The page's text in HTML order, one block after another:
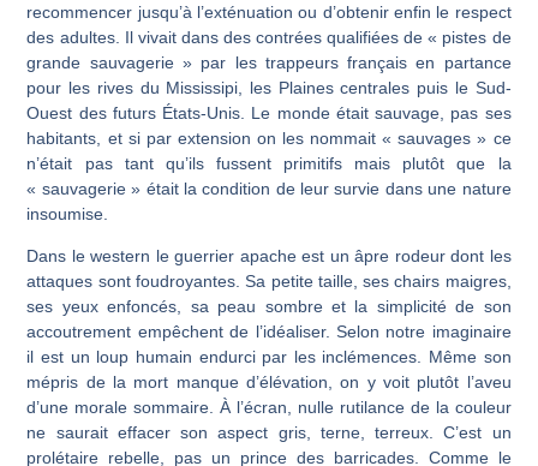
recommencer jusqu’à l’exténuation ou d’obtenir enfin le respect
des adultes. Il vivait dans des contrées qualifiées de « pistes de
grande sauvagerie » par les trappeurs français en partance
pour les rives du Mississipi, les Plaines centrales puis le Sud-
Ouest des futurs États-Unis. Le monde était sauvage, pas ses
habitants, et si par extension on les nommait « sauvages » ce
n’était pas tant qu’ils fussent primitifs mais plutôt que la
« sauvagerie » était la condition de leur survie dans une nature
insoumise.
Dans le western le guerrier apache est un âpre rodeur dont les
attaques sont foudroyantes. Sa petite taille, ses chairs maigres,
ses yeux enfoncés, sa peau sombre et la simplicité de son
accoutrement empêchent de l’idéaliser. Selon notre imaginaire
il est un loup humain endurci par les inclémences. Même son
mépris de la mort manque d’élévation, on y voit plutôt l’aveu
d’une morale sommaire. À l’écran, nulle rutilance de la couleur
ne saurait effacer son aspect gris, terne, terreux. C’est un
prolétaire rebelle, pas un prince des barricades. Comme le